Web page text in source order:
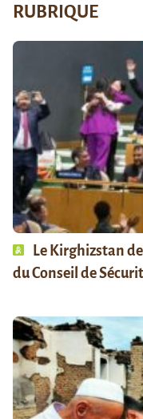
RUBRIQUE
Le Kirghizstan
du Conseil de